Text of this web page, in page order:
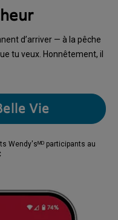
d’arriver — à la pêche
tu veux. Honnêtement, il
Vie
Wendy'sᴹᴰ participants au